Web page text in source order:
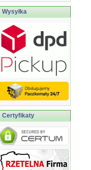
Wysyłka
Certyfikaty